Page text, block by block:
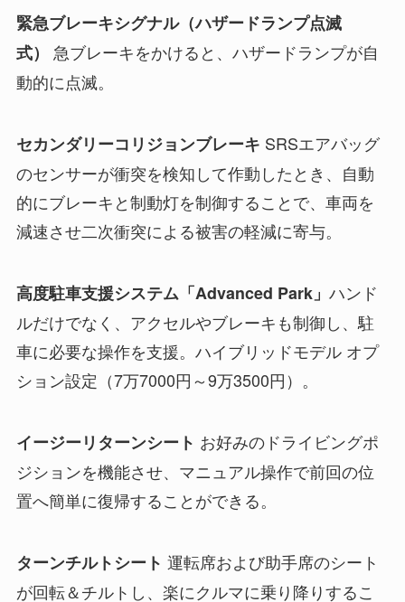
緊急ブレーキシグナル（ハザードランプ点滅
式） 急ブレーキをかけると、ハザードランプが自
動的に点滅。
セカンダリーコリジョンブレーキ SRSエアバッグ
のセンサーが衝突を検知して作動したとき、自動
的にブレーキと制動灯を制御することで、車両を
減速させ二次衝突による被害の軽減に寄与。
高度駐車支援システム「Advanced Park」 ハンド
ルだけでなく、アクセルやブレーキも制御し、駐
車に必要な操作を支援。ハイブリッドモデル オプ
ション設定（7万7000円～9万3500円）。
イージーリターンシート お好みのドライビングポ
ジションを機能させ、マニュアル操作で前回の位
置へ簡単に復帰することができる。
ターンチルトシート 運転席および助手席のシート
が回転＆チルトし、楽にクルマに乗り降りするこ